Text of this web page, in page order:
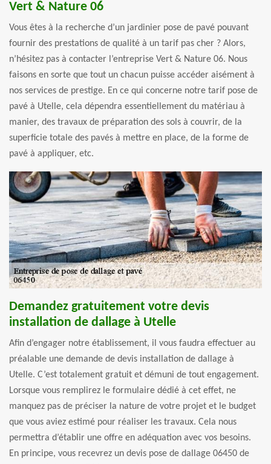
Vert & Nature 06
Vous êtes à la recherche d’un jardinier pose de pavé pouvant
fournir des prestations de qualité à un tarif pas cher ? Alors,
n’hésitez pas à contacter l’entreprise Vert & Nature 06. Nous
faisons en sorte que tout un chacun puisse accéder aisément à
nos services de prestige. En ce qui concerne notre tarif pose de
pavé à Utelle, cela dépendra essentiellement du matériau à
manier, des travaux de préparation des sols à couvrir, de la
superficie totale des pavés à mettre en place, de la forme de
pavé à appliquer, etc.
Demandez gratuitement votre devis
installation de dallage à Utelle
Afin d’engager notre établissement, il vous faudra effectuer au
préalable une demande de devis installation de dallage à
Utelle. C’est totalement gratuit et démuni de tout engagement.
Lorsque vous remplirez le formulaire dédié à cet effet, ne
manquez pas de préciser la nature de votre projet et le budget
que vous aviez estimé pour réaliser les travaux. Cela nous
permettra d’établir une offre en adéquation avec vos besoins.
En principe, vous recevrez un devis pose de dallage 06450 de